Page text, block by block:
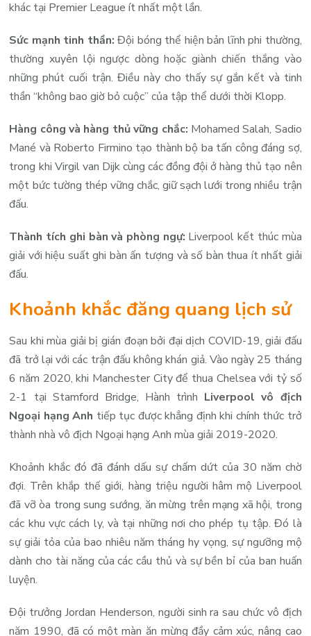
khác tại Premier League ít nhất một lần.
Sức mạnh tinh thần: Đội bóng thể hiện bản lĩnh phi thường,
thường xuyên lội ngược dòng hoặc giành chiến thắng vào
những phút cuối trận. Điều này cho thấy sự gắn kết và tinh
thần “không bao giờ bỏ cuộc” của tập thể dưới thời Klopp.
Hàng công và hàng thủ vững chắc: Mohamed Salah, Sadio
Mané và Roberto Firmino tạo thành bộ ba tấn công đáng sợ,
trong khi Virgil van Dijk cùng các đồng đội ở hàng thủ tạo nên
một bức tường thép vững chắc, giữ sạch lưới trong nhiều trận
đấu.
Thành tích ghi bàn và phòng ngự: Liverpool kết thúc mùa
giải với hiệu suất ghi bàn ấn tượng và số bàn thua ít nhất giải
đấu.
Khoảnh khắc đăng quang lịch sử
Sau khi mùa giải bị gián đoạn bởi đại dịch COVID-19, giải đấu
đã trở lại với các trận đấu không khán giả. Vào ngày 25 tháng
6 năm 2020, khi Manchester City để thua Chelsea với tỷ số
2-1 tại Stamford Bridge, Hành trình Liverpool vô địch
Ngoại hạng Anh tiếp tục được khẳng định khi chính thức trở
thành nhà vô địch Ngoại hạng Anh mùa giải 2019-2020.
Khoảnh khắc đó đã đánh dấu sự chấm dứt của 30 năm chờ
đợi. Trên khắp thế giới, hàng triệu người hâm mộ Liverpool
đã vỡ òa trong sung sướng, ăn mừng trên mạng xã hội, trong
các khu vực cách ly, và tại những nơi cho phép tụ tập. Đó là
sự giải tỏa của bao nhiêu năm tháng hy vọng, sự ngưỡng mộ
dành cho tài năng của các cầu thủ và sự bền bỉ của ban huấn
luyện.
Đội trưởng Jordan Henderson, người sinh ra sau chức vô địch
năm 1990, đã có một màn ăn mừng đầy cảm xúc, nâng cao